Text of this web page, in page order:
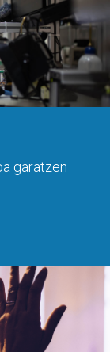
garatzen